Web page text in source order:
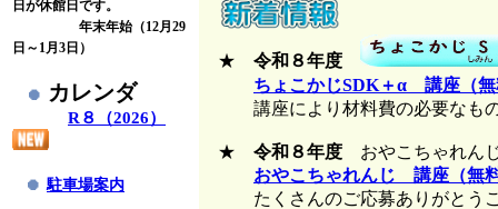
日が休館日です。
年末年始（12月29
日～1月3日）
カレンダ
R８（2026）
駐車場案内
★ 令和８年度
ちょこかじSDK＋α 講座（無
講座により材料費の必要なもの
★ 令和８年度 おやこちゃれん
おやこちゃれんじ 講座（無
たくさんのご応募ありがとうご